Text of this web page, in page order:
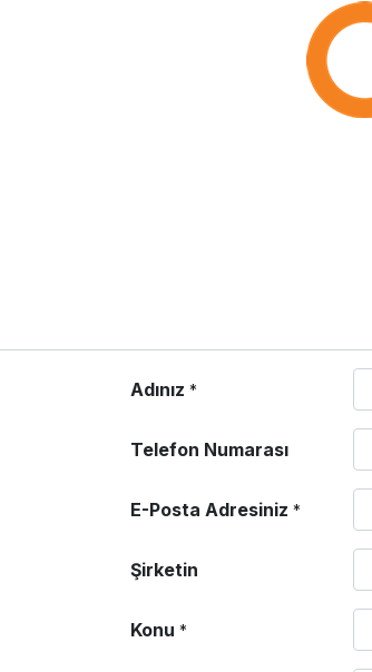
Adınız *
Telefon Numarası
E-Posta Adresiniz *
Şirketin
Konu *